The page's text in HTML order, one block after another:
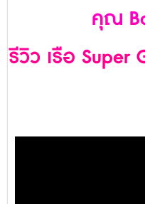
คุณ
รีวิว เรือ Super